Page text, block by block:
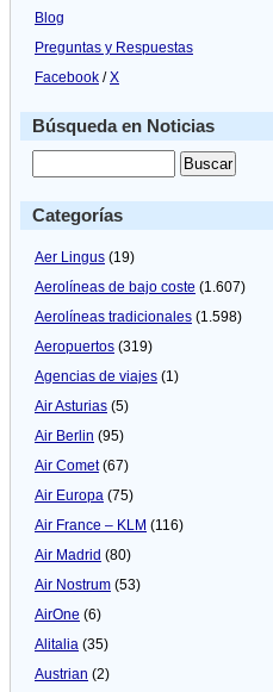
Blog
Preguntas y Respuestas
Facebook /X
Búsqueda en Noticias
Categorías
Aer Lingus (19)
Aerolíneas de bajo coste (1.607)
Aerolíneas tradicionales (1.598)
Aeropuertos (319)
Agencias de viajes (1)
Air Asturias (5)
Air Berlin (95)
Air Comet(67)
Air Europa (75)
Air France – KLM (116)
Air Madrid (80)
Air Nostrum (53)
AirOne (6)
Alitalia (35)
Austrian (2)